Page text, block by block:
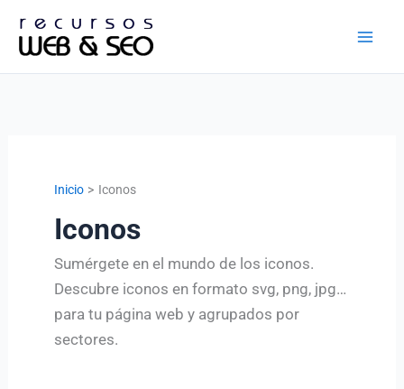
Inicio Iconos
Iconos
Sumérgete en el mundo de los iconos.
Descubre iconos en formato svg, png, jpg…
para tu página web y agrupados por
sectores.